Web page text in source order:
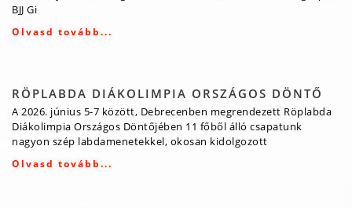
BJJ Gi
Olvasd tovább...
RÖPLABDA DIÁKOLIMPIA ORSZÁGOS DÖNTŐ
A 2026. június 5-7 között, Debrecenben megrendezett Röplabda
Diákolimpia Országos Döntőjében 11 főből álló csapatunk
nagyon szép labdamenetekkel, okosan kidolgozott
Olvasd tovább...